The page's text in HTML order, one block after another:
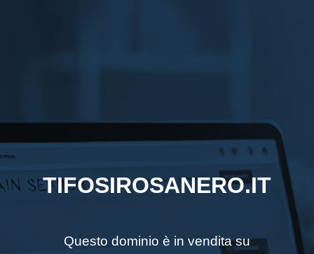
TIFOSIROSANERO.IT
Questo dominio è in vendita su